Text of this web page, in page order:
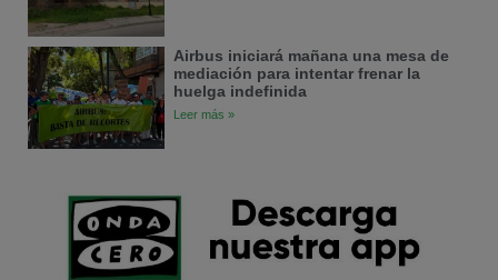
Airbus iniciará mañana una mesa de
mediación para intentar frenar la
huelga indefinida
Leer más »